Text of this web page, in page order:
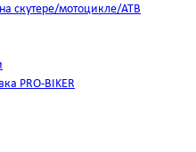
скутере/мотоцикле/АТВ
PRO-BIKER